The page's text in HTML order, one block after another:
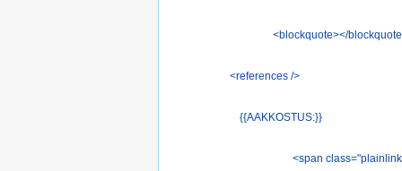
<blockquote></
<references />
{{AAKKOSTUS:}}
<span